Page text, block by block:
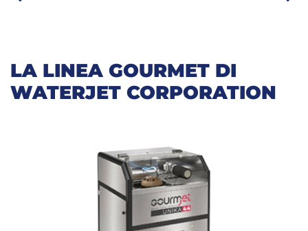
LA LINEA GOURMET DI
WATERJET CORPORATION